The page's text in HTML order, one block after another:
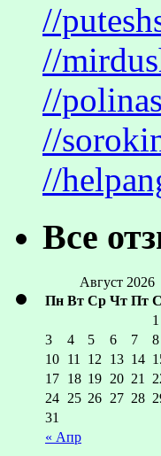
//
//
//
//
//
Все
Август 2026
Пн Вт Ср Чт Пт
« Апр
1
3
4 5 6 7 8
10 11 12 13 14
17 18 19 20 21
24 25 26 27 28
31